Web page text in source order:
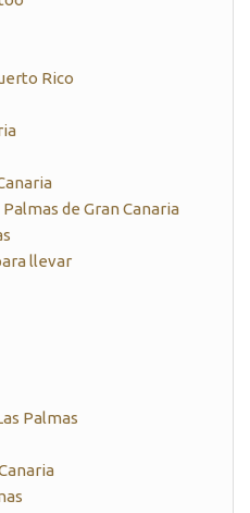
Rico
de Gran Canaria
llevar
Palmas